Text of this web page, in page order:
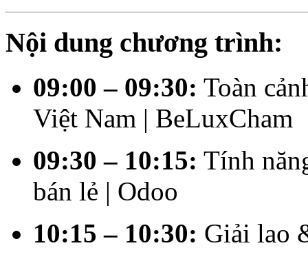
Nội dung chương trình:
09:00 – 09:30: Toàn
Việt Nam | BeLuxCham
09:30 – 10:15: Tính
bán lẻ | Odoo
10:15 – 10:30: Giải lao